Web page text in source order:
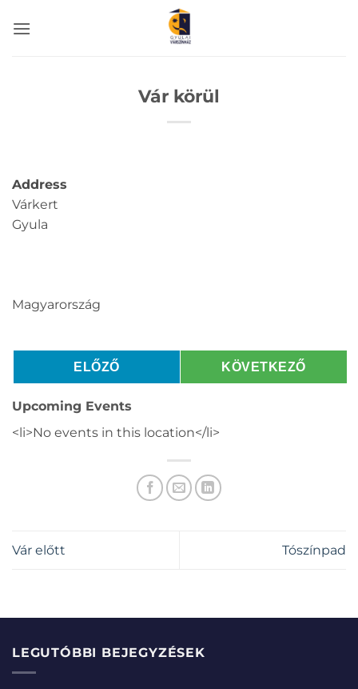
Vár körül
Address
Várkert
Gyula
Magyarország
ELŐZŐ KÖVETKEZŐ
Upcoming Events
<li>No events in this location</li>
Vár előtt Tószínpad
LEGUTÓBBI BEJEGYZÉSEK